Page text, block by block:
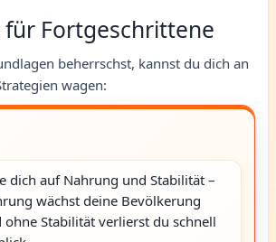
Fortgeschrittene
beherrschst, kannst du dich an
wagen:
dich auf Nahrung und Stabilität –
wächst deine Bevölkerung
ohne Stabilität verlierst du schnell